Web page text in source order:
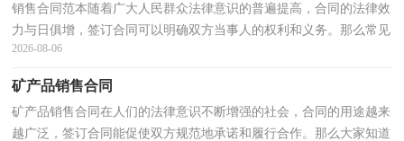
销售合同范本随着广大人民群众法律意识的普遍提高，合同的法律效
力与日俱增，签订合同可以明确双方当事人的权利和义务。那么常见
的合同书是什么样的呢？下面是小编收集整理的销售...
2026-08-06
矿产品销售合同
矿产品销售合同在人们的法律意识不断增强的社会，合同的用途越来
越广泛，签订合同能促使双方规范地承诺和履行合作。那么大家知道